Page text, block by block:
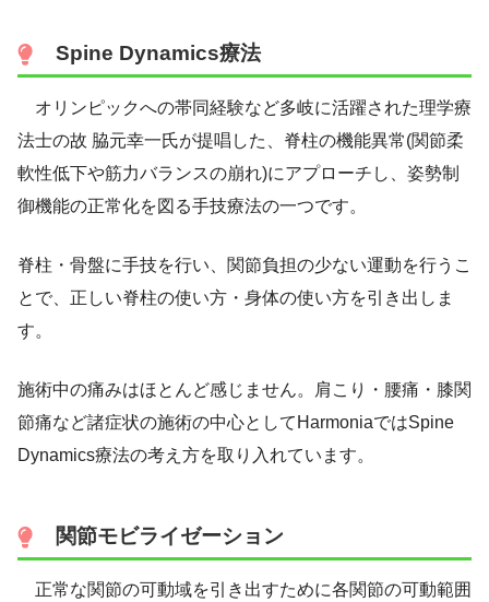
Spine Dynamics療法
オリンピックへの帯同経験など多岐に活躍された理学療
法士の故 脇元幸一氏が提唱した、脊柱の機能異常(関節柔
軟性低下や筋力バランスの崩れ)にアプローチし、姿勢制
御機能の正常化を図る手技療法の一つです。
脊柱・骨盤に手技を行い、関節負担の少ない運動を行うこ
とで、正しい脊柱の使い方・身体の使い方を引き出しま
す。
施術中の痛みはほとんど感じません。肩こり・腰痛・膝関
節痛など諸症状の施術の中心としてHarmoniaではSpine
Dynamics療法の考え方を取り入れています。
関節モビライゼーション
正常な関節の可動域を引き出すために各関節の可動範囲